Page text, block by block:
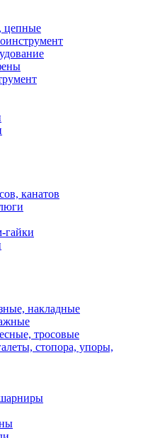
цепные
канатов
гайки
накладные
тросовые
стопора, упоры,